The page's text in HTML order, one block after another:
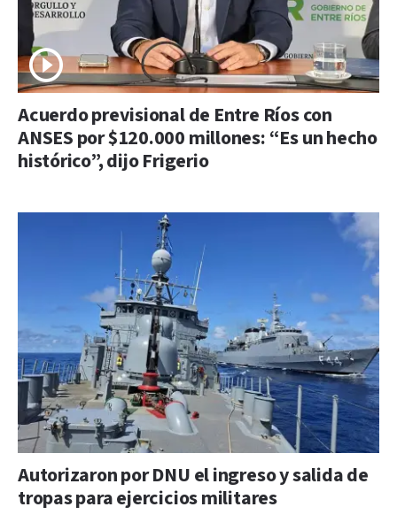
Acuerdo previsional de Entre Ríos con
ANSES por $120.000 millones: “Es un hecho
histórico”, dijo Frigerio
Autorizaron por DNU el ingreso y salida de
tropas para ejercicios militares